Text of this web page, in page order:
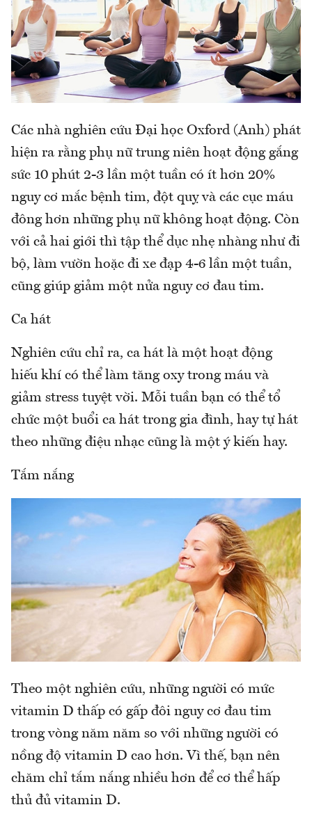
Các nhà nghiên cứu Đại học Oxford (Anh) phát
hiện ra rằng phụ nữ trung niên hoạt động gắng
sức 10 phút 2-3 lần một tuần có ít hơn 20%
nguy cơ mắc bệnh tim, đột quỵ và các cục máu
đông hơn những phụ nữ không hoạt động. Còn
với cả hai giới thì tập thể dục nhẹ nhàng như đi
bộ, làm vườn hoặc đi xe đạp 4-6 lần một tuần,
cũng giúp giảm một nửa nguy cơ đau tim.
Ca hát
Nghiên cứu chỉ ra, ca hát là một hoạt động
hiếu khí có thể làm tăng oxy trong máu và
giảm stress tuyệt vời. Mỗi tuần bạn có thể tổ
chức một buổi ca hát trong gia đình, hay tự hát
theo những điệu nhạc cũng là một ý kiến hay.
Tắm nắng
Theo một nghiên cứu, những người có mức
vitamin D thấp có gấp đôi nguy cơ đau tim
trong vòng năm năm so với những người có
nồng độ vitamin D cao hơn. Vì thế, bạn nên
chăm chỉ tắm nắng nhiều hơn để cơ thể hấp
thủ đủ vitamin D.